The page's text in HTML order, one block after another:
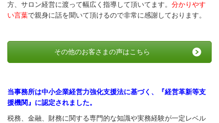
方、サロン経営に渡って幅広く指導して頂いてます。 分かりやす
い言葉で親身に話を聞いて頂けるので非常に感謝しております。
その他のお客さまの声はこちら
当事務所は中小企業経営力強化支援法に基づく、『経営革新等支
援機関』に認定されました。
税務、金融、財務に関する専門的な知識や実務経験が一定レベル